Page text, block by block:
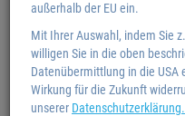
außerhalb der EU ein.
Mit Ihrer Auswahl, indem Sie
willigen Sie in die oben
Datenübermittlung in die
Wirkung für die Zukunft
unserer Datenschutzerklärung.